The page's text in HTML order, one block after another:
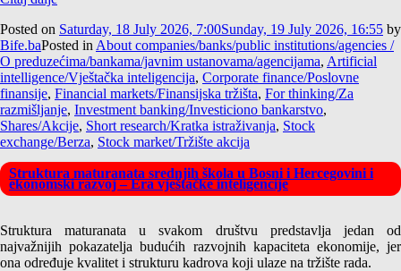
Posted on Saturday, 18 July 2026, 7:00Sunday, 19 July 2026, 16:55 by
Bife.baPosted in About companies/banks/public institutions/agencies /
O preduzećima/bankama/javnim ustanovama/agencijama, Artificial
intelligence/Vještačka inteligencija, Corporate finance/Poslovne
finansije, Financial markets/Finansijska tržišta, For thinking/Za
razmišljanje, Investment banking/Investiciono bankarstvo,
Shares/Akcije, Short research/Kratka istraživanja, Stock
exchange/Berza, Stock market/Tržište akcija
Struktura maturanata srednjih škola u Bosni i Hercegovini i
ekonomski razvoj – Era vještačke inteligencije
Struktura maturanata u svakom društvu predstavlja jedan od
najvažnijih pokazatelja budućih razvojnih kapaciteta ekonomije, jer
ona određuje kvalitet i strukturu kadrova koji ulaze na tržište rada.